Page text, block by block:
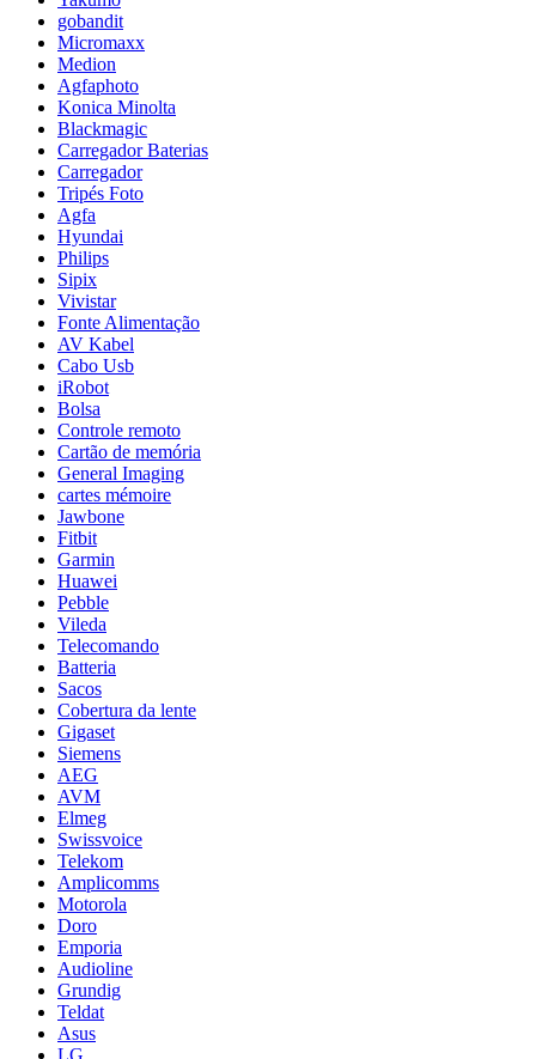
gobandit
Micromaxx
Medion
Agfaphoto
Konica Minolta
Blackmagic
Carregador Baterias
Carregador
Tripés Foto
Agfa
Hyundai
Philips
Sipix
Vivistar
Fonte Alimentação
AV Kabel
Cabo Usb
iRobot
Bolsa
Controle remoto
Cartão de memória
General Imaging
cartes mémoire
Jawbone
Fitbit
Garmin
Huawei
Pebble
Vileda
Telecomando
Batteria
Sacos
Cobertura da lente
Gigaset
Siemens
AEG
AVM
Elmeg
Swissvoice
Telekom
Amplicomms
Motorola
Doro
Emporia
Audioline
Grundig
Teldat
Asus
LG